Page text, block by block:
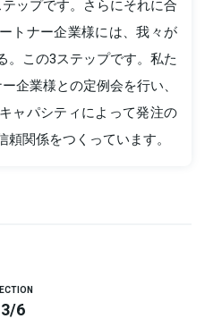
ップです。さらにそれに合
トナー企業様には、我々が
。この3ステップです。私た
企業様との定例会を行い、
ャパシティによって発注の
関係をつくっています。
3/6